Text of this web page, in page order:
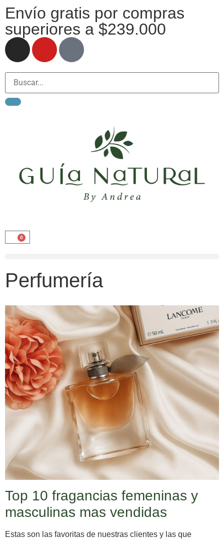
Envío gratis por compras
superiores a $239.000
0
Perfumería
Top 10 fragancias femeninas y
masculinas mas vendidas
Estas son las favoritas de nuestras clientes y las que